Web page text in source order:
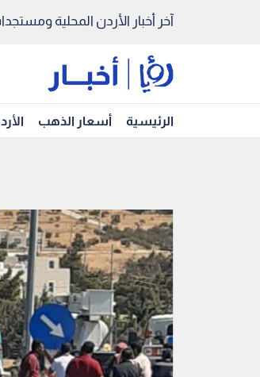
آخر أخبار الأردن المحلية
الرئيسية أسعار الذهب